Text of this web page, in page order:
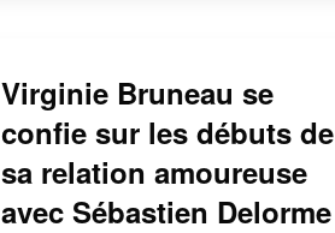
Virginie Bruneau se
confie sur les débuts de
sa relation amoureuse
avec Sébastien Delorme